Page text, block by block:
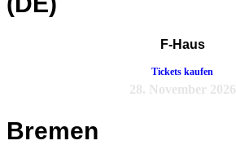
F-Haus
Tickets kaufen
28. November 2026
Bremen